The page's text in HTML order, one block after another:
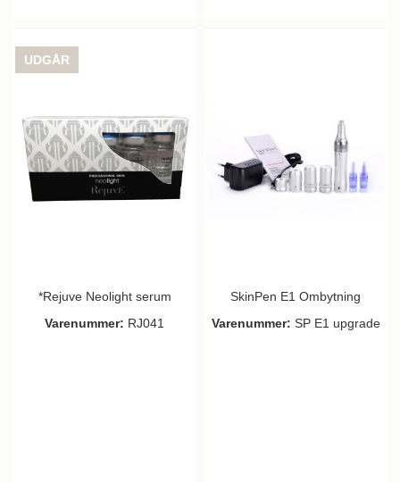
UDGÅR
*Rejuve Neolight serum
Varenummer: RJ041
SkinPen E1 Ombytning
Varenummer: SP E1 upgrade